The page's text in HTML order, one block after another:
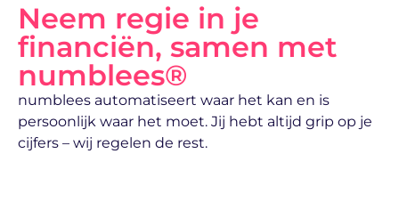
Neem regie in je
financiën, samen met
numblees®
numblees automatiseert waar het kan en is
persoonlijk waar het moet. Jij hebt altijd grip op je
cijfers – wij regelen de rest.